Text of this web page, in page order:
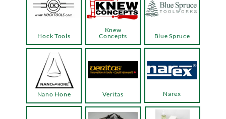
Hock Tools
Knew
Concepts
Blue Spruce
Narex
Veritas
Nano Hone